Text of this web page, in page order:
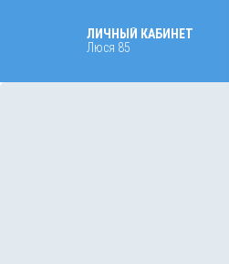
ЛИЧНЫЙ КАБИНЕТ
Люся 85